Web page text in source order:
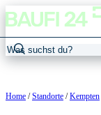
Home /Standorte /Kempten